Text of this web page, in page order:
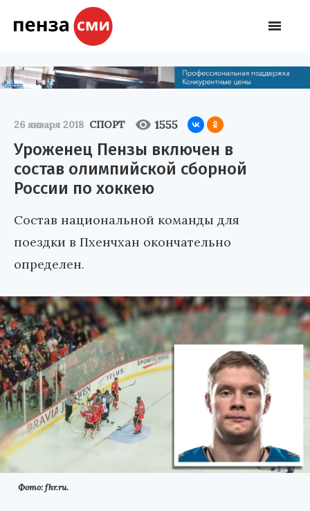
26 января 2018 СПОРТ 1555
Уроженец Пензы включен в
состав олимпийской сборной
России по хоккею
Состав национальной команды для
поездки в Пхенчхан окончательно
определен.
Фото: fhr.ru.